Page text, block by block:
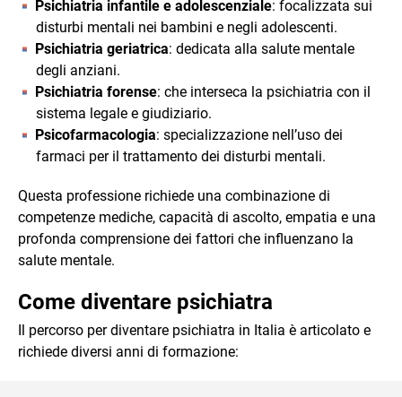
Psichiatria infantile e adolescenziale: focalizzata sui
disturbi mentali nei bambini e negli adolescenti.
Psichiatria geriatrica: dedicata alla salute mentale
degli anziani.
Psichiatria forense: che interseca la psichiatria con il
sistema legale e giudiziario.
Psicofarmacologia: specializzazione nell’uso dei
farmaci per il trattamento dei disturbi mentali.
Questa professione richiede una combinazione di
competenze mediche, capacità di ascolto, empatia e una
profonda comprensione dei fattori che influenzano la
salute mentale.
Come diventare psichiatra
Il percorso per diventare psichiatra in Italia è articolato e
richiede diversi anni di formazione: